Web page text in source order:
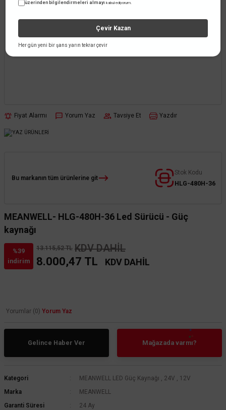
Fiyat Alarmı Yorum Yaz Tavsiye Et Yazdır
Bu markanın tüm ürünlerine git
Stok Kodu
HLG-480H-36
MEANWELL- HLG-480H-36 Led Sürücü - Güç
kaynağı
%39
indirim
13.115,52 TL KDV DAHİL
8.000,47 TL KDV DAHİL
Yorumlar (0) Yorum Yaz
Gelince Haber Ver Mağazada varmı?
Kategori MEANWELL LED Güç Kaynağı , 24V , 12V
Marka
MEANWELL
Garanti Süresi
24 Ay
üzerinden bilgilendirmeleri almayı kabul ediyorum.
Çevir Kazan
Her gün yeni bir şans yarın tekrar çevir